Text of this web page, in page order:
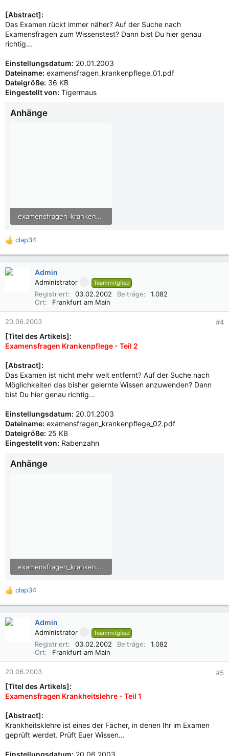
[Abstract]:
Das Examen rückt immer näher? Auf der Suche nach
Examensfragen zum Wissenstest? Dann bist Du hier genau
richtig...
Einstellungsdatum: 20.01.2003
Dateiname: examensfragen_krankenpflege_01.pdf
Dateigröße: 36 KB
Eingestellt von: Tigermaus
Anhänge
examensfragen_krankenpflege_01.pdf
R
a
k
n
:
clap34
Admin
Administrator Teammitglied
Registriert 03.02.2002 Beiträge
1.082
Ort
Frankfurt am Main
20.06.2003 #4
[Titel des Artikels]:
Examensfragen Krankenpflege - Teil 2
[Abstract]:
Das Examen ist nicht mehr weit entfernt? Auf der Suche nach
Möglichkeiten das bisher gelernte Wissen anzuwenden? Dann
bist Du hier genau richtig...
Einstellungsdatum: 20.01.2003
Dateiname: examensfragen_krankenpflege_02.pdf
Dateigröße: 25 KB
Eingestellt von: Rabenzahn
Anhänge
examensfragen_krankenpflege_02.pdf
R
e
a
k
e
n
:
clap34
Admin
Administrator Teammitglied
Registriert 03.02.2002 Beiträge
1.082
Ort
Frankfurt am Main
20.06.2003 #5
[Titel des Artikels]:
Examensfragen Krankheitslehre - Teil 1
[Abstract]:
Krankheitsklehre ist eines der Fächer, in denen Ihr im Examen
geprüft werdet. Prüft Euer Wissen...
Einstellungsdatum: 20.06.2003